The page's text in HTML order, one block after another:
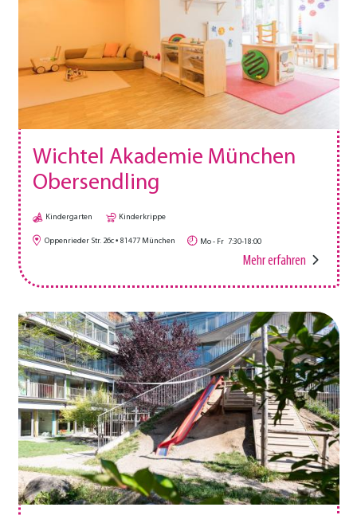
Wichtel Akademie München
Obersendling
Kindergarten Kinderkrippe
Oppenrieder Str. 26c 81477 München Mo - Fr 7:30-18:00
Mehr erfahren